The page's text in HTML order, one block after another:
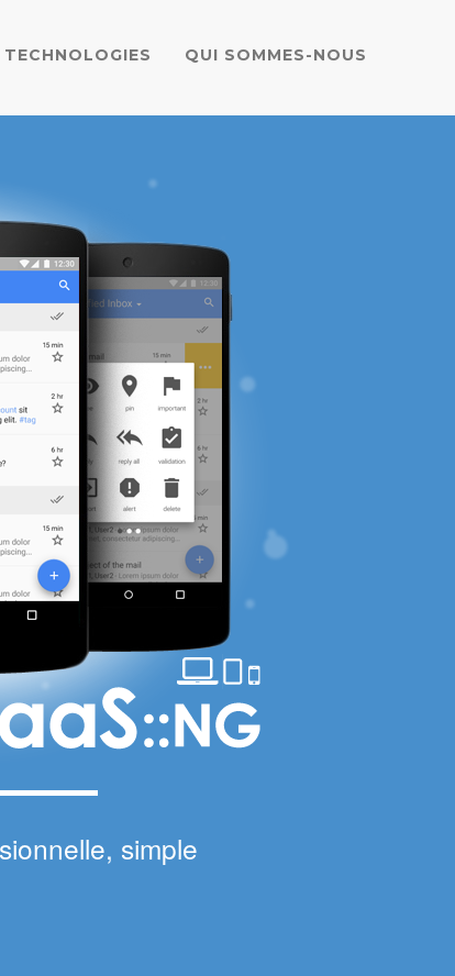
TECHNOLOGIES QUI SOMMES-NOUS
simple